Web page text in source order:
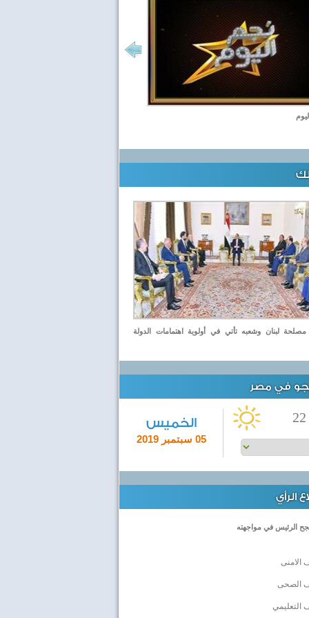
لك
لبنان وشعبه تأتي في أولوية اهتمامات الدولة
في مصر
الخميس
05 سبتمبر 2019
22
الرأي
الرئيس في مواجهته
الامنى
الصحى
التعليمي